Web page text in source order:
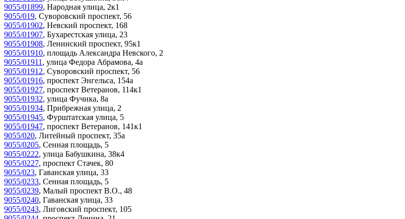
9055/01899, Народная улица, 2к1
9055/019, Суворовский проспект, 56
9055/01902, Невский проспект, 168
9055/01907, Бухарестская улица, 23
9055/01908, Ленинский проспект, 95к1
9055/01910, площадь Александра Невского, 2
9055/01911 , улица Федора Абрамова, 4а
9055/01912, Суворовский проспект, 56
9055/01916, проспект Энгельса, 154а
9055/01927, проспект Ветеранов, 114к1
9055/01932, улица Фучика, 8а
9055/01934, Прибрежная улица, 2
9055/01945, Фурштатская улица, 5
9055/01947, проспект Ветеранов, 141к1
9055/020, Литейный проспект, 35а
9055/0205, Сенная площадь, 5
9055/0222, улица Бабушкина, 38к4
9055/0227, проспект Стачек, 80
9055/023, Гаванская улица, 33
9055/0233, Сенная площадь, 5
9055/0239, Малый проспект В.О., 48
9055/0240, Гаванская улица, 33
9055/0243, Лиговский проспект, 105